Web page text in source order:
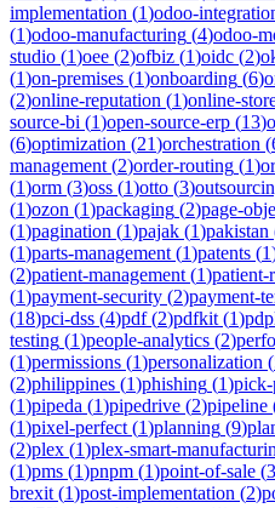
implementation (1)odoo-
(1)odoo-manufacturing (4)odoo-
studio (1)oee (2)ofbiz (1)oidc (2)
(1)on-premises (1)onboarding (6)
(2)online-reputation (1)online-
source-bi (1)open-source-erp (13)
(6)optimization (21)orchestration (
management (2)order-routing (1)
(1)orm (3)oss (1)otto (3)
(1)ozon (1)packaging (2)page-
(1)pagination (1)pajak (1)pakistan
(1)parts-management (1)patents (1
(2)patient-management (1)patient-
(1)payment-security (2)payment-
(18)pci-dss (4)pdf(2)pdfkit (1)
testing (1)people-analytics (2)
(1)permissions (1)personalization (
(2)philippines (1)phishing (1)pick-
(1)pipeda (1)pipedrive (2)pipeline
(1)pixel-perfect (1)planning (9)
(2)plex (1)plex-smart-
(1)pms (1)pnpm (1)point-of-sale (3
brexit (1)post-implementation (2)